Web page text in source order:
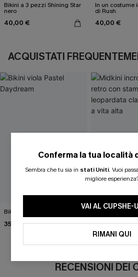
Bikini a 3 pezzi Shining Star
nero
40,00 €
In un costume
di Rush
40,00 €
ACQUISTATI
Bikini viola Pastel Daydream
35,00 €
con stampa
classica e set
37,00 €
RECENSIONI DEI
Conferma la tua località
Sembra che tu sia in stati Uniti. Vuoi
migliore
VAI AL CUPSHE-
RIMANI QUI